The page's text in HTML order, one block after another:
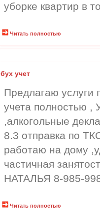
уборке квартир в
Читать полностью
бух учет
Предлагаю услуги
учета
,алкогольные
8.3 отправка по
работаю на дому
частичная
НАТАЛЬЯ 8-985-
Читать полностью